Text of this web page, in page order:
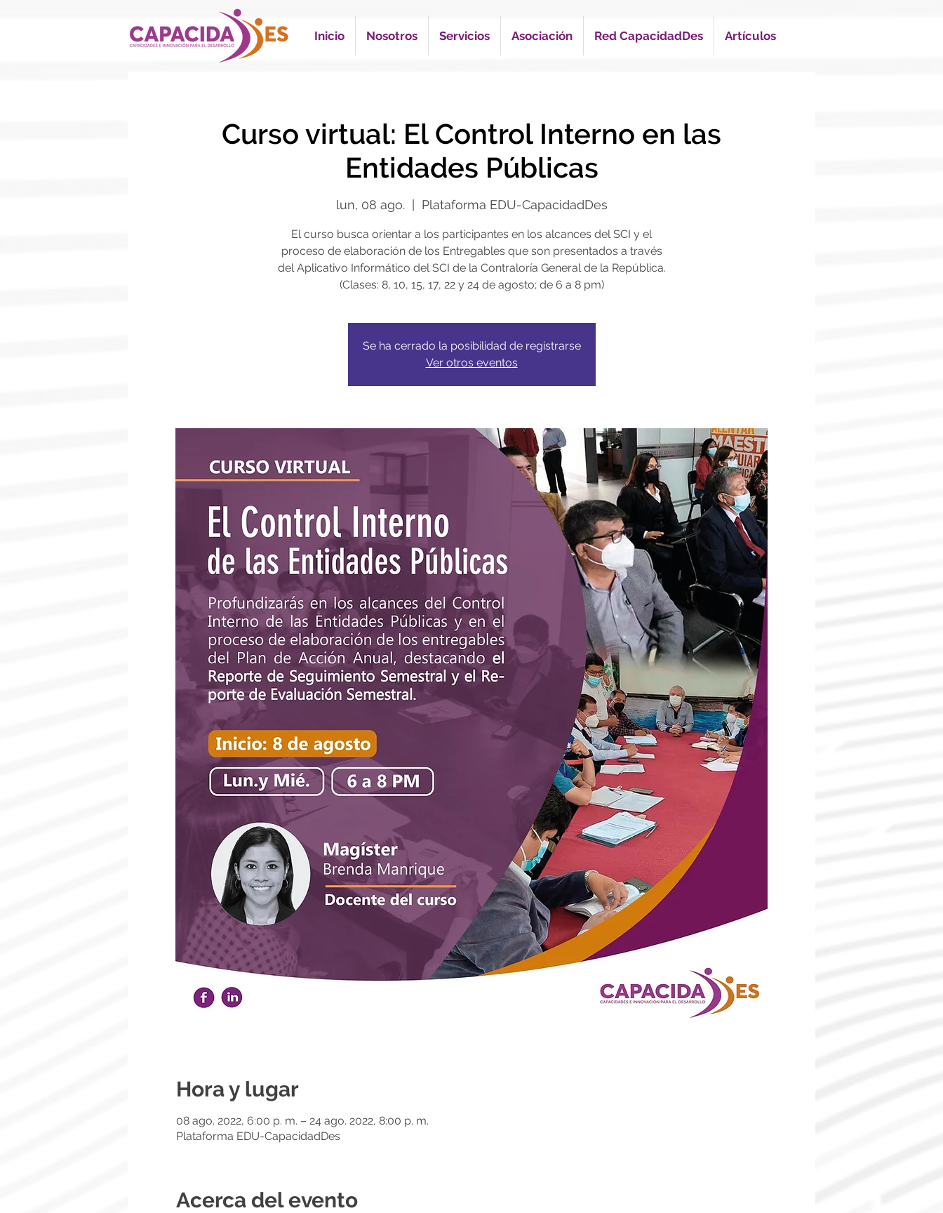
Inicio Nosotros Servicios Asociación Red CapacidadDes Artículos
Curso virtual: El Control Interno en las
Entidades Públicas
lun, 08 ago.
  |
Plataforma EDU-CapacidadDes
El curso busca orientar a los participantes en los alcances del SCI y el
proceso de elaboración de los Entregables que son presentados a través
del Aplicativo Informático del SCI de la Contraloría General de la República.
(Clases: 8, 10, 15, 17, 22 y 24 de agosto; de 6 a 8 pm)
Se ha cerrado la posibilidad de registrarse
Ver otros eventos
Hora y lugar
08 ago. 2022, 6:00 p. m. – 24 ago. 2022, 8:00 p. m.
Plataforma EDU-CapacidadDes
Acerca del evento